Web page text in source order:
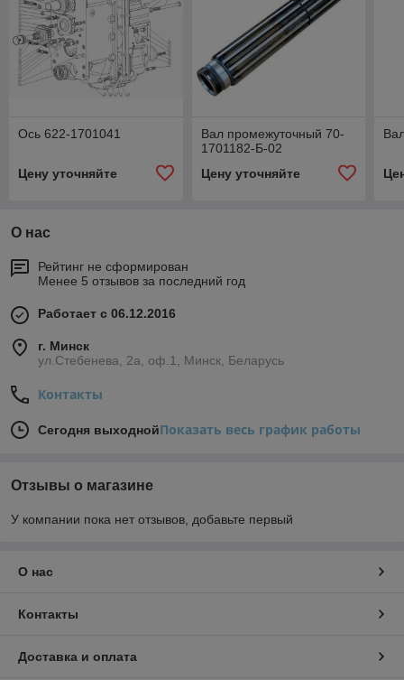
Ось 622-1701041
Цену уточняйте
Вал промежуточный 70-
1701182-Б-02
Цену уточняйте
О нас
Рейтинг не сформирован
Менее 5 отзывов за последний год
Работает с 06.12.2016
г. Минск
ул.Стебенева, 2а, оф.1, Минск, Беларусь
Контакты
Сегодня выходнойПоказать весь график работы
Отзывы о магазине
У компании пока нет отзывов, добавьте первый
О нас
Контакты
Доставка и оплата